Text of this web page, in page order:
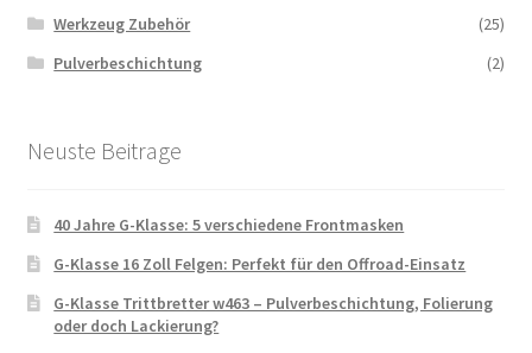
Werkzeug Zubehör
(25)
Pulverbeschichtung
(2)
Neuste Beitrage
40 Jahre G-Klasse: 5 verschiedene Frontmasken
G-Klasse 16 Zoll Felgen: Perfekt für den Offroad-Einsatz
G-Klasse Trittbretter w463 – Pulverbeschichtung, Folierung
oder doch Lackierung?